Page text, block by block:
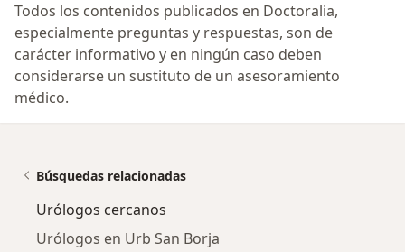
Todos los contenidos publicados en Doctoralia,
especialmente preguntas y respuestas, son de
carácter informativo y en ningún caso deben
considerarse un sustituto de un asesoramiento
médico.
Búsquedas relacionadas
Urólogos cercanos
Urólogos en Urb San Borja